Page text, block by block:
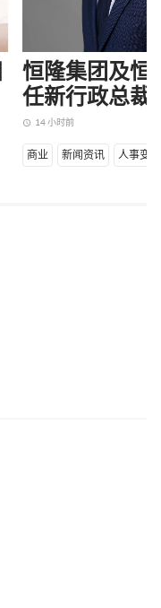
恒隆集团及恒
任新行政总裁
access_time 14 小时前
商业 新闻资讯 人事变动